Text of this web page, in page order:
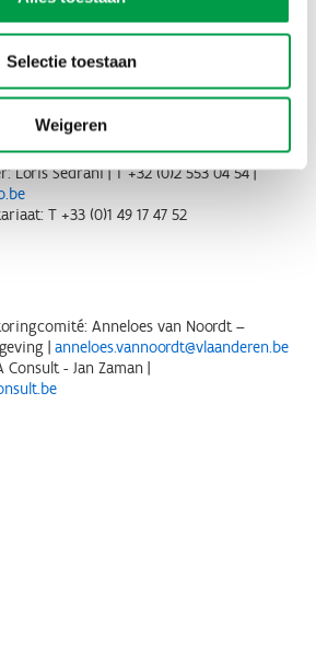
Selectie toestaan
Weigeren
T +33 (0) 328 144 100 |
UGent-ULiège – Zoé Lejeune |
Loris Sedrani | T +32 (0)2 553 04 54 |
T +33 (0)1 49 17 47 52
Anneloes van Noordt –
| anneloes.vannoordt@vlaanderen.be
Consult - Jan Zaman |